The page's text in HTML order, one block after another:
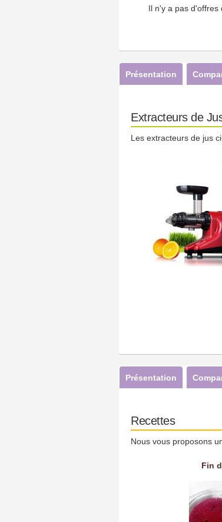
Il n'y a pas d'offres
Présentation
Extracteurs de
Les extracteurs de jus
Présentation
Recettes
Nous vous proposons
Fin